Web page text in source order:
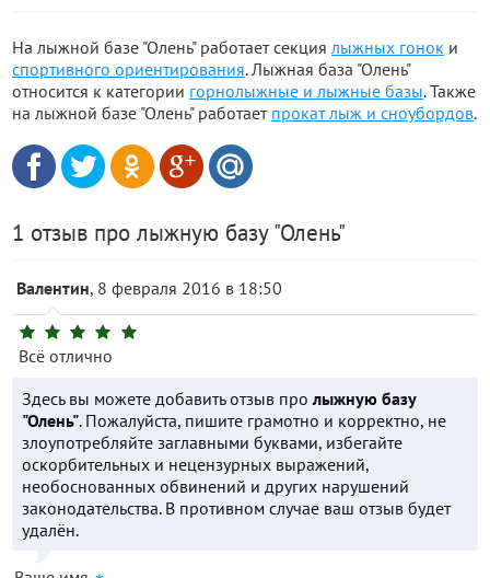
На лыжной базе "Олень" работает секция лыжных гонок и
спортивного ориентирования. Лыжная база "Олень"
относится к категории горнолыжные и лыжные базы. Также
на лыжной базе "Олень" работает прокат лыж и сноубордов.
1 отзыв про лыжную базу "Олень"
Валентин, 8 февраля 2016 в 18:50
Всё отлично
Здесь вы можете добавить отзыв пролыжную базу
"Олень". Пожалуйста, пишите грамотно и корректно, не
злоупотребляйте заглавными буквами, избегайте
оскорбительных и нецензурных выражений,
необоснованных обвинений и других нарушений
законодательства. В противном случае ваш отзыв будет
удалён.